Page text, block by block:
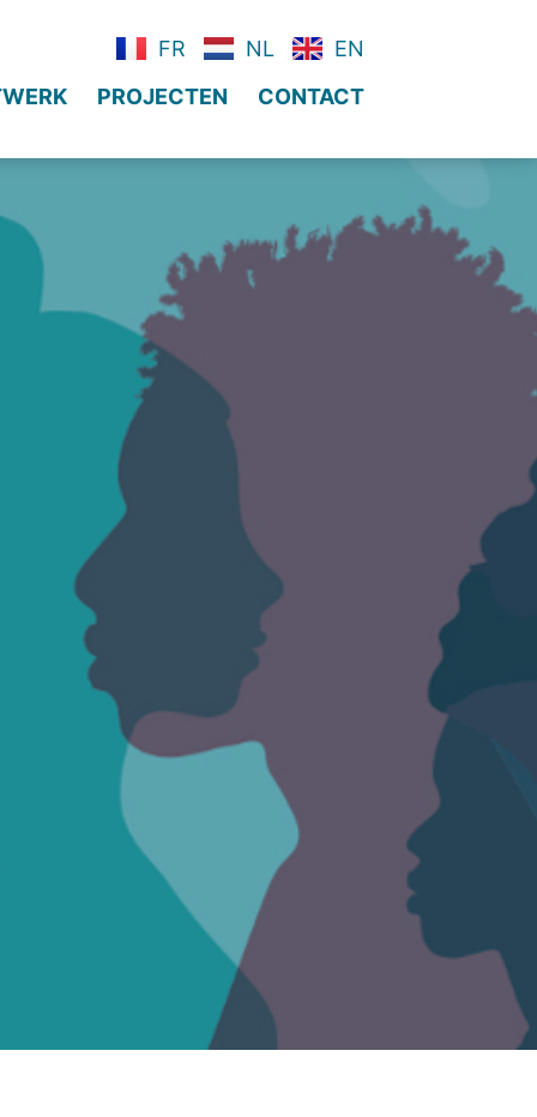
FR NL
EN
PROJECTEN CONTACT